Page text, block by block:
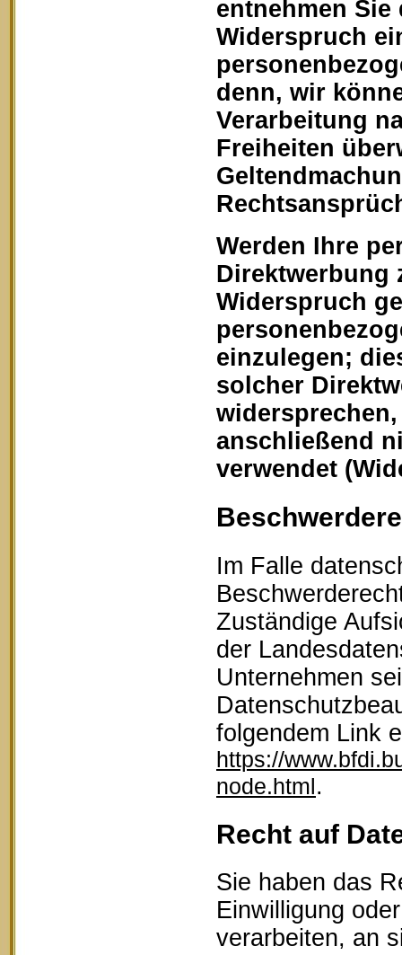
entnehmen
Widerspruch
denn, wir
Verarbeitung
Freiheiten
Werden Ihre
Direktwerbung
Widerspruch
einzulegen;
solcher
anschließend
verwendet
Im Falle
Zuständige
der
Unternehmen
folgendem Link
https://
node.html.
Recht auf
Sie haben das
Einwilligung
verarbeiten, an